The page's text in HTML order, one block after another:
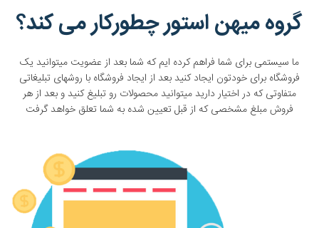
گروه میهن استور چطورکار می کند؟
ما سیستمی برای شما فراهم کرده ایم که شما بعد از عضویت میتوانید یک
فروشگاه برای خودتون ایجاد کنید بعد از ایجاد فروشگاه با روشهای تبلیغاتی
متفاوتی که در اختیار دارید میتوانید محصولات رو تبلیغ کنید و بعد از هر
فروش مبلغ مشخصی که از قبل تعیین شده به شما تعلق خواهد گرفت